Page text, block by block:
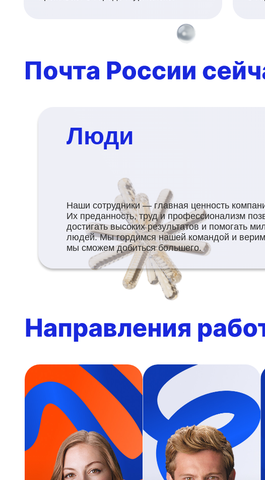
Люди
Наши сотрудники — главная ценность
Их преданность, труд и профессионализм
достигать высоких результатов и помогать
людей. Мы гордимся нашей командой и
мы сможем добиться большего.